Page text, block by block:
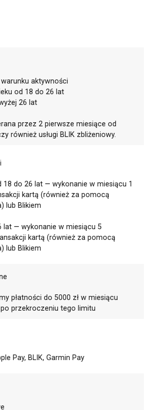
aktywności
od 18 do 26 lat
26 lat
przez 2 pierwsze miesiące od
również usługi BLIK zbliżeniowy.
18 do 26 lat — wykonanie w miesiącu 1
kartą (również za pomocą
lub Blikiem
lat — wykonanie w miesiącu 5
kartą (również za pomocą
lub Blikiem
płatności do 5000 zł w miesiącu
przekroczeniu tego limitu
Pay, BLIK, Garmin Pay